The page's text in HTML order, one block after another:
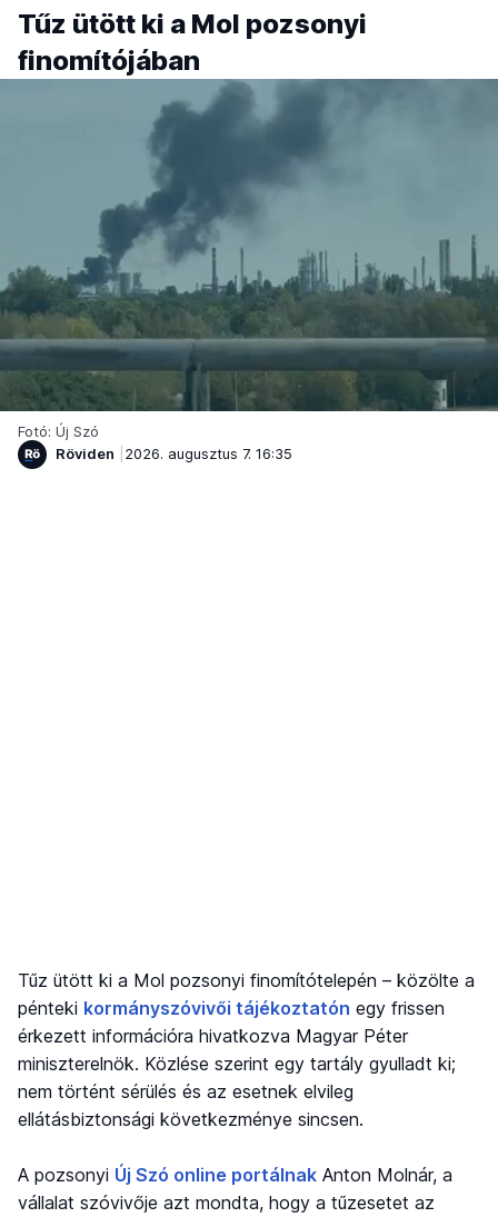
Tűz ütött ki a Mol pozsonyi
finomítójában
Fotó: Új Szó
Röviden
2026. augusztus 7. 16:35
Tűz ütött ki a Mol pozsonyi finomítótelepén – közölte a
pénteki kormányszóvivői tájékoztatón egy frissen
érkezett információra hivatkozva Magyar Péter
miniszterelnök. Közlése szerint egy tartály gyulladt ki;
nem történt sérülés és az esetnek elvileg
ellátásbiztonsági következménye sincsen.
A pozsonyi Új Szó online portálnak Anton Molnár, a
vállalat szóvivője azt mondta, hogy a tűzesetet az